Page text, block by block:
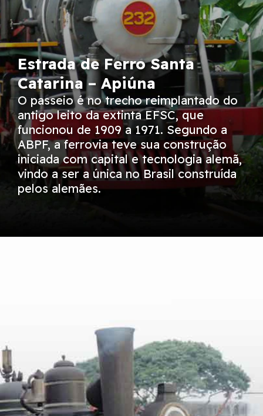
Estrada de Ferro Santa
Catarina – Apiúna
O passeio é no trecho reimplantado do
antigo leito da extinta EFSC, que
funcionou de 1909 a 1971. Segundo a
ABPF, a ferrovia teve sua construção
iniciada com capital e tecnologia alemã,
vindo a ser a única no Brasil construída
pelos alemães.